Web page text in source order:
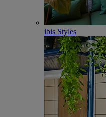
ibis Styles